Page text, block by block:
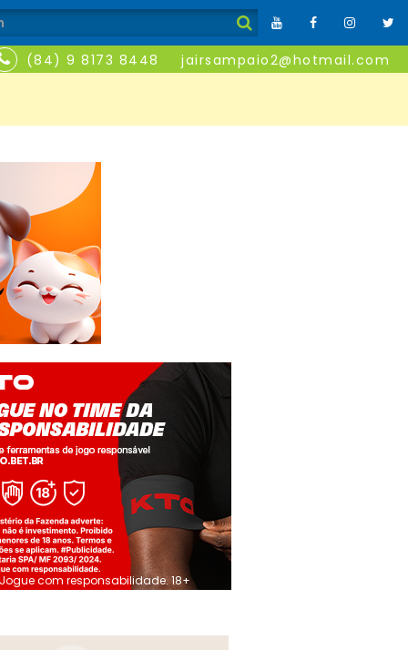
(84) 9 8173 8448 jairsampaio2@hotmail.com
Jogue com responsabilidade. 18+